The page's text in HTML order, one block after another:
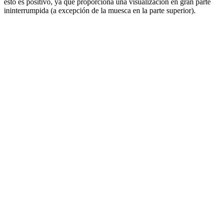
esto es positivo, ya que proporciona una visualización en gran parte
ininterrumpida (a excepción de la muesca en la parte superior).